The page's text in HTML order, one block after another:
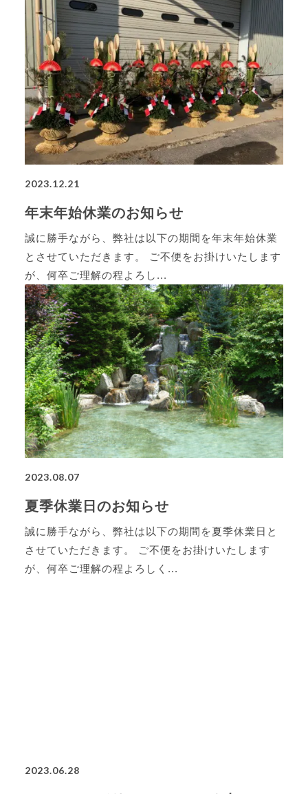
2023.12.21
年末年始休業のお知らせ
誠に勝手ながら、弊社は以下の期間を年末年始休業
とさせていただきます。 ご不便をお掛けいたします
が、何卒ご理解の程よろし...
2023.08.07
夏季休業日のお知らせ
誠に勝手ながら、弊社は以下の期間を夏季休業日と
させていただきます。 ご不便をお掛けいたします
が、何卒ご理解の程よろしく...
2023.06.28